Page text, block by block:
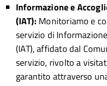
Informazione e
(IAT): Monitoriamo e
servizio di
(IAT), affidato dal
servizio, rivolto a
garantito attraverso